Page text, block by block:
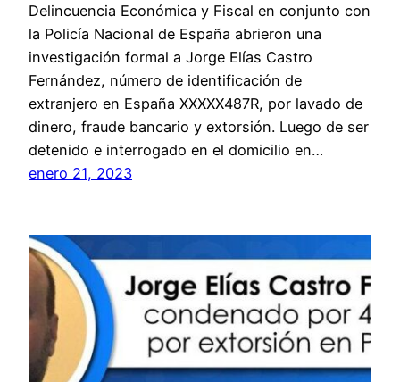
Delincuencia Económica y Fiscal en conjunto con
la Policía Nacional de España abrieron una
investigación formal a Jorge Elías Castro
Fernández, número de identificación de
extranjero en España XXXXX487R, por lavado de
dinero, fraude bancario y extorsión. Luego de ser
detenido e interrogado en el domicilio en…
enero 21, 2023